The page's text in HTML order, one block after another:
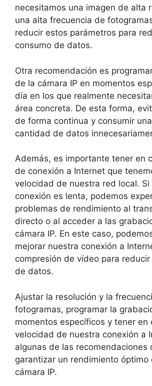
necesitamos una imagen de alta
una alta frecuencia de
reducir estos parámetros para
consumo de datos.
Otra recomendación es
de la cámara IP en momentos
día en los que realmente
área concreta. De esta forma,
de forma continua y consumir
cantidad de datos
Además, es importante tener en
de conexión a Internet que
velocidad de nuestra red local. Si
conexión es lenta, podemos
problemas de rendimiento al
directo o al acceder a las
cámara IP. En este caso,
mejorar nuestra conexión a
compresión de vídeo para
de datos.
Ajustar la resolución y la
fotogramas, programar la
momentos específicos y tener en
velocidad de nuestra conexión a
algunas de las recomendaciones
garantizar un rendimiento óptimo
cámara IP.